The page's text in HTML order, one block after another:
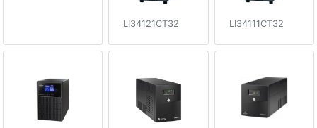
LI34121CT32 LI34111CT32